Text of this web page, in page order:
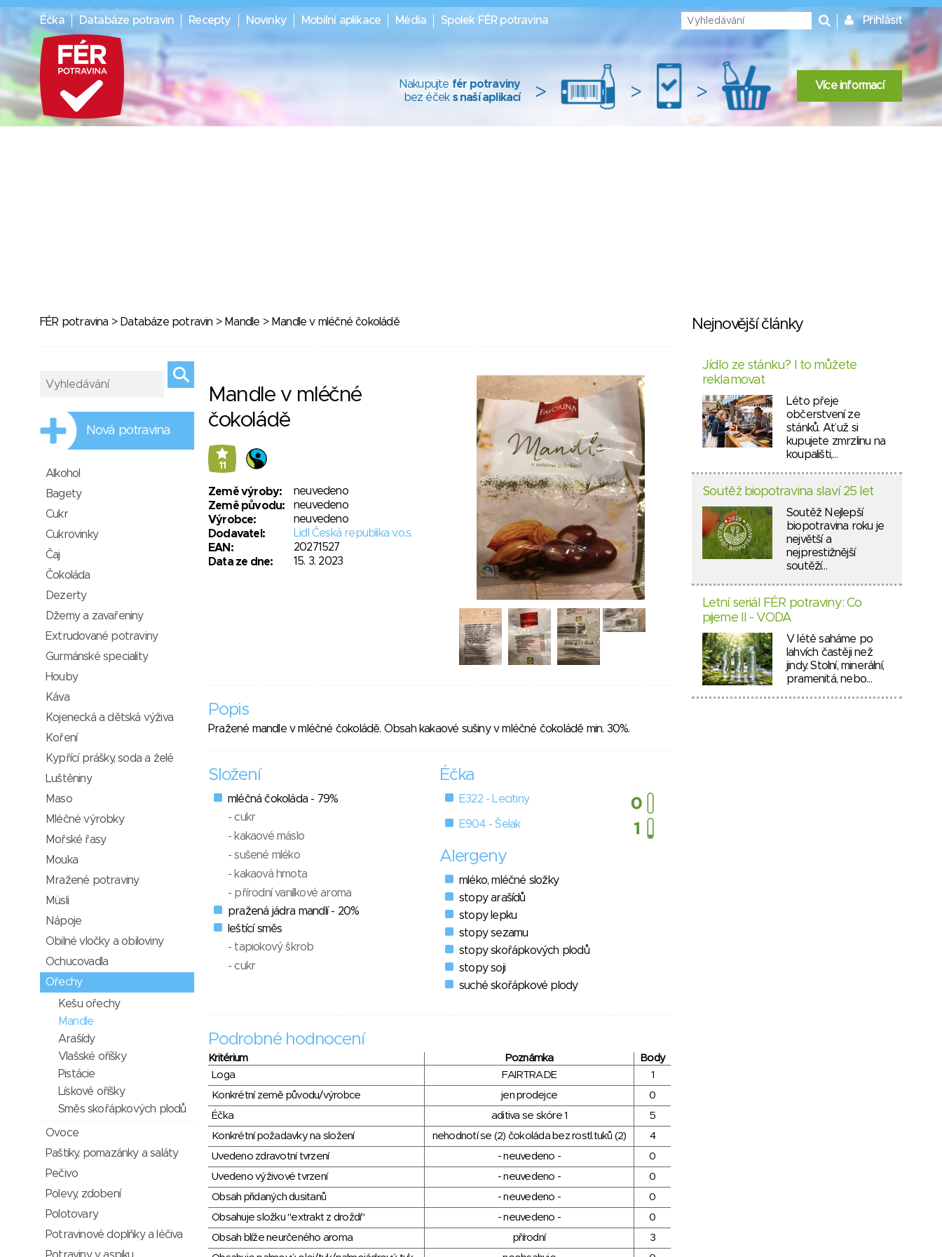
Éčka Databáze potravin Recepty Novinky Mobilní aplikace Média Spolek FÉR potravina Přihlásit
Nakupujte fér potraviny
bez éček s naší aplikací > > > Více informací
FÉR potravina > Databáze potravin > Mandle > Mandle v mléčné čokoládě
Mandle v mléčné
čokoládě
11
Země výroby:
neuvedeno
Země původu:
neuvedeno
Výrobce:
neuvedeno
Dodavatel:
Lidl Česká republika v.o.s.
EAN:
20271527
Data ze dne:
15. 3. 2023
Popis
Pražené mandle v mléčné čokoládě. Obsah kakaové sušiny v mléčné čokoládě min. 30%.
Složení
mléčná čokoláda - 79%
- cukr
- kakaové máslo
- sušené mléko
- kakaová hmota
- přírodní vanilkové aroma
pražená jádra mandlí - 20%
leštící směs
- tapiokový škrob
- cukr
Éčka
E322 - Lecitiny
E904 - Šelak
Alergeny
mléko, mléčné složky
stopy arašídů
stopy lepku
stopy sezamu
stopy skořápkových plodů
stopy soji
suché skořápkové plody
Podrobné hodnocení
Kritérium Poznámka
Body
Loga
FAIRTRADE
1
Konkrétní země původu/výrobce
jen prodejce
0
Éčka
aditiva se skóre 1
5
Konkrétní požadavky na složení
nehodnotí se (2) čokoláda bez rostl.tuků (2)
4
Uvedeno zdravotní tvrzení
- neuvedeno -
0
Uvedeno výživové tvrzení
- neuvedeno -
0
Obsah přidaných dusitanů
- neuvedeno -
0
Obsahuje složku "extrakt z droždí"
- neuvedeno -
0
Obsah blíže neurčeného aroma
přírodní
3
Nová potravina
Alkohol
Bagety
Cukr
Cukrovinky
Čaj
Čokoláda
Dezerty
Džemy a zavařeniny
Extrudované potraviny
Gurmánské speciality
Houby
Káva
Kojenecká a dětská výživa
Koření
Kypřící prášky, soda a želé
Luštěniny
Maso
Mléčné výrobky
Mořské řasy
Mouka
Mražené potraviny
Müsli
Nápoje
Obilné vločky a obiloviny
Ochucovadla
Ořechy
Kešu ořechy
Mandle
Arašídy
Vlašské oříšky
Pistácie
Lískové oříšky
Směs skořápkových plodů
Ovoce
Paštiky, pomazánky a saláty
Pečivo
Polevy, zdobení
Polotovary
Potravinové doplňky a léčiva
Nejnovější články
Jídlo ze stánku? I to můžete
reklamovat
Léto přeje
občerstvení ze
stánků. Ať už si
kupujete zmrzlinu na
koupališti,…
Soutěž biopotravina slaví 25 let
Soutěž Nejlepší
biopotravina roku je
největší a
nejprestižnější
soutěží…
Letní seriál FÉR potraviny: Co
pijeme II - VODA
V létě saháme po
lahvích častěji než
jindy. Stolní, minerální,
pramenitá, nebo…